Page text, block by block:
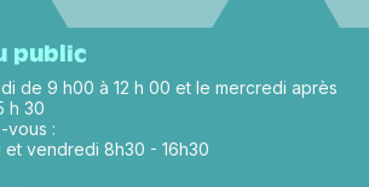
public
de 9 h00 à 12 h 00 et le mercredi après
h 30
vous :
et vendredi 8h30 - 16h30